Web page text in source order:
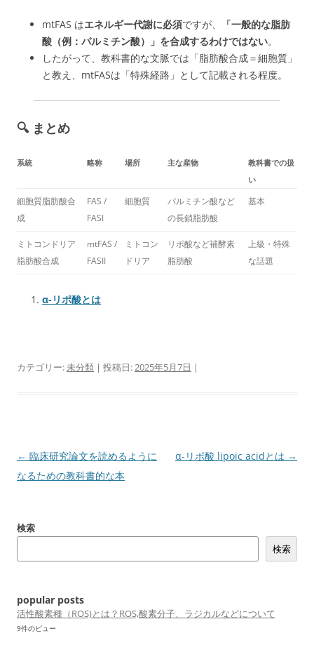
mtFAS はエネルギー代謝に必須ですが、 「一般的な脂肪
酸（例：パルミチン酸）」を合成するわけではない。
したがって、教科書的な文脈では「脂肪酸合成＝細胞質」
と教え、mtFASは「特殊経路」として記載される程度。
🔍 まとめ
系統 略称 場所 主な産物
教科書での扱
い
細胞質脂肪酸合
成
FAS /
FASI
細胞質
パルミチン酸など
の長鎖脂肪酸
基本
ミトコンドリア
脂肪酸合成
mtFAS /
FASII
ミトコン
ドリア
リポ酸など補酵素
脂肪酸
上級・特殊
な話題
α-リポ酸とは
カテゴリー:未分類 | 投稿日:2025年5月7日 |
投
稿
ゲ
ン
← 臨床研究論文を読めるように
なるための教科書的な本
α-リポ酸 lipoic acidとは →
検索
検索
popular posts
活性酸素種（ROS)とは？ROS,酸素分子、ラジカルなどについて
9件のビュー